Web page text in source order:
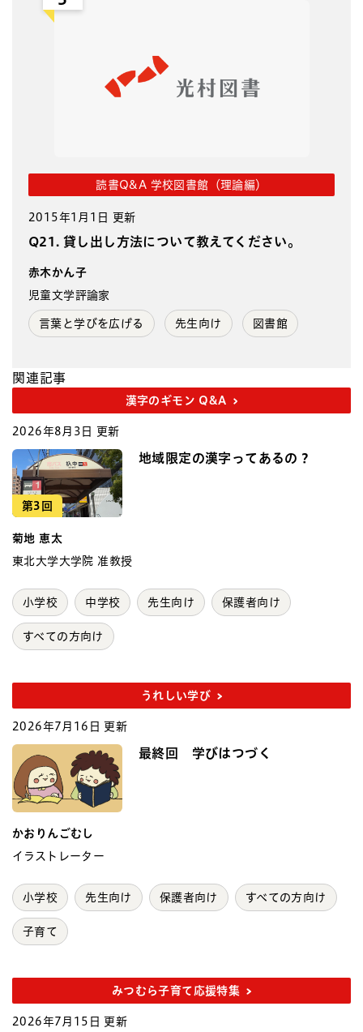
読書Q&A 学校図書館（理論編）
2015年1月1日 更新
Q21. 貸し出し方法について教えてください。
赤木かん子
児童文学評論家
言葉と学びを広げる 先生向け 図書館
関連記事
漢字のギモン Q&A
2026年8月3日 更新
第3回
地域限定の漢字ってあるの？
菊地 恵太
東北大学大学院 准教授
小学校 中学校 先生向け 保護者向け
すべての方向け
うれしい学び
2026年7月16日 更新
最終回 学びはつづく
かおりんごむし
イラストレーター
小学校 先生向け 保護者向け すべての方向け
子育て
みつむら子育て応援特集
2026年7月15日 更新